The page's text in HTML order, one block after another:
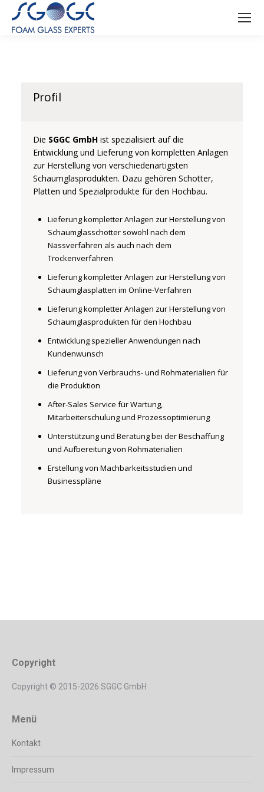
Profil
Die SGGC GmbH ist spezialisiert auf die
Entwicklung und Lieferung von kompletten Anlagen
zur Herstellung von verschiedenartigsten
Schaumglasprodukten. Dazu gehören Schotter,
Platten und Spezialprodukte für den Hochbau.
Lieferung kompletter Anlagen zur Herstellung von
Schaumglasschotter sowohl nach dem
Nassverfahren als auch nach dem
Trockenverfahren
Lieferung kompletter Anlagen zur Herstellung von
Schaumglasplatten im Online-Verfahren
Lieferung kompletter Anlagen zur Herstellung von
Schaumglasprodukten für den Hochbau
Entwicklung spezieller Anwendungen nach
Kundenwunsch
Lieferung von Verbrauchs- und Rohmaterialien für
die Produktion
After-Sales Service für Wartung,
Mitarbeiterschulung und Prozessoptimierung
Unterstützung und Beratung bei der Beschaffung
und Aufbereitung von Rohmaterialien
Erstellung von Machbarkeitsstudien und
Businesspläne
Copyright
Copyright © 2015-2026 SGGC GmbH
Menü
Kontakt
Impressum